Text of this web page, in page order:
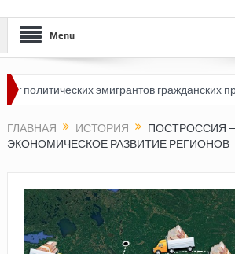
Menu
эмигрантов гражданских прав
ГЛАВНАЯ ИСТОРИЯ
ПОСТРОССИЯ
ЭКОНОМИЧЕСКОЕ РАЗВИТИЕ РЕГИОНОВ